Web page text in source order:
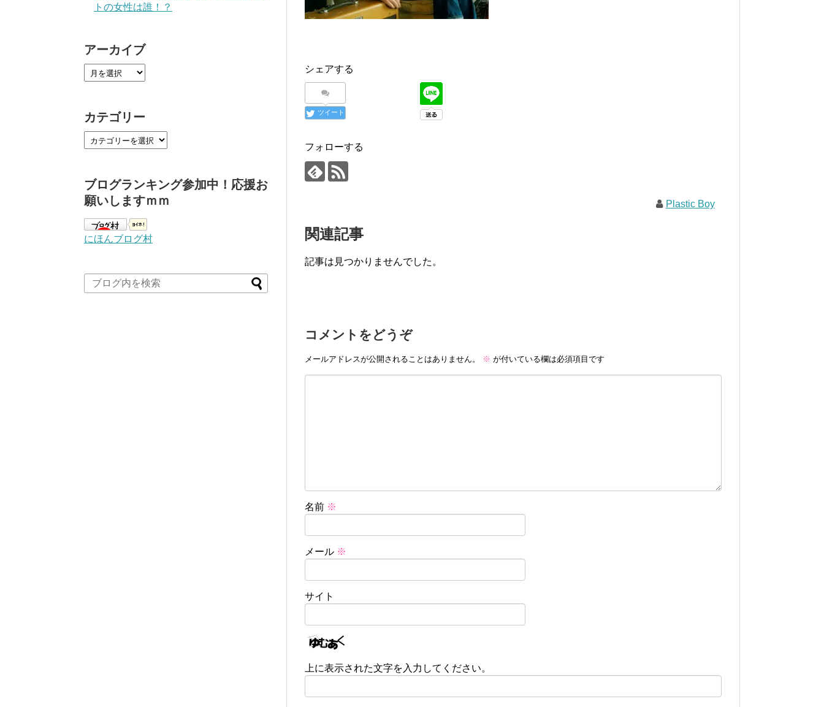
シェアする
ツイート
フォローする
Plastic Boy
関連記事
記事は見つかりませんでした。
コメントをどうぞ
メールアドレスが公開されることはありません。 ※ が付いている欄は必須項目です
名前 ※
メール ※
サイト
上に表示された文字を入力してください。
トの女性は誰！？
アーカイブ
カテゴリー
ブログランキング参加中！応援お
願いしますｍｍ
にほんブログ村